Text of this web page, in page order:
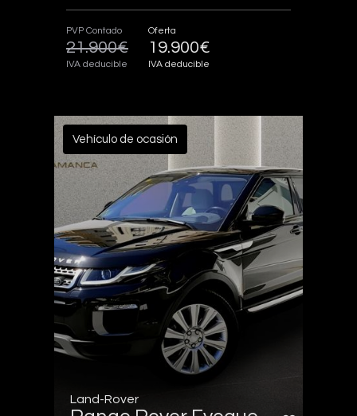
PVP Contado
21.900€
IVA deducible
Oferta
19.900€
IVA deducible
Vehículo de ocasión
Land-Rover